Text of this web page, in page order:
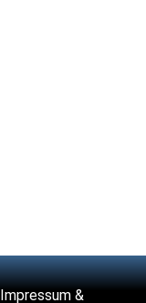
Impressum &